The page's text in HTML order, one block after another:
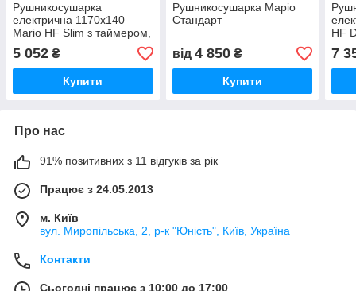
Рушникосушарка
електрична 1170х140
Mario HF Slim з таймером,
чорна, гарантія
5 052 ₴
Купити
Рушникосушарка Маріо
Стандарт
від 4 850₴
Купити
HF
7
Про нас
91% позитивних з 11 відгуків за рік
Працює з 24.05.2013
м. Київ
вул. Миропільська, 2, р-к "Юність", Київ, Україна
Контакти
Сьогодні працює з 10:00 до 17:00